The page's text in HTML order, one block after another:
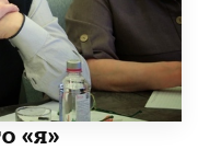
«я»